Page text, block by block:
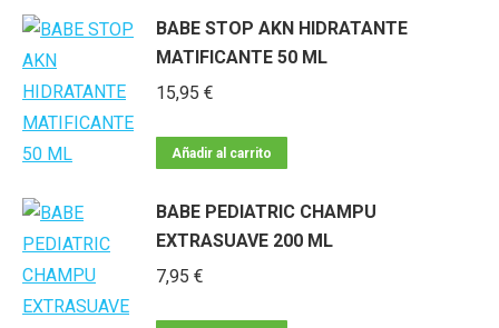
BABE STOP AKN HIDRATANTE
MATIFICANTE 50 ML
15,95 €
Añadir al carrito
BABE PEDIATRIC CHAMPU
EXTRASUAVE 200 ML
7,95 €